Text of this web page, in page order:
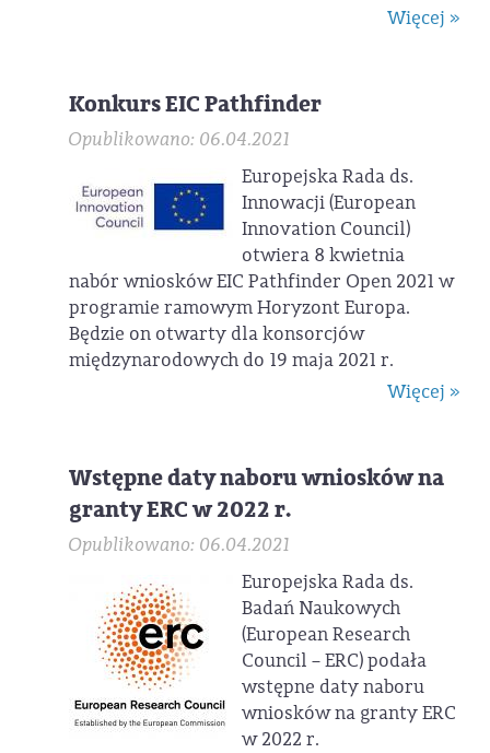
Więcej »
Konkurs EIC Pathfinder
Opublikowano: 06.04.2021
Europejska Rada ds.
Innowacji (European
Innovation Council)
otwiera 8 kwietnia
nabór wniosków EIC Pathfinder Open 2021 w
programie ramowym Horyzont Europa.
Będzie on otwarty dla konsorcjów
międzynarodowych do 19 maja 2021 r.
Więcej »
Wstępne daty naboru wniosków na
granty ERC w 2022 r.
Opublikowano: 06.04.2021
Europejska Rada ds.
Badań Naukowych
(European Research
Council – ERC) podała
wstępne daty naboru
wniosków na granty ERC
w 2022 r.